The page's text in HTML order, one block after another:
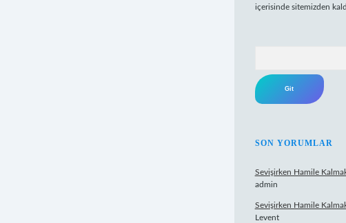
içerisinde sitemizden
SON YORUMLAR
Sevişirken Hamile
admin
Sevişirken Hamile
Levent